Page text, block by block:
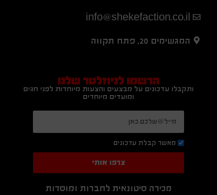
info@shekefaction.co.il
המגשימים 20, פתח תקווה
הרשמו לניוזלטר שלנו
ותקבלו עדכונים על מבצעים והצעות מיוחדות לפני חגים
ומועדים מיוחדים
מאשר קבלת עדכונים
צרפו אותי
מכירה סיטונאית לחברות ומוסדות